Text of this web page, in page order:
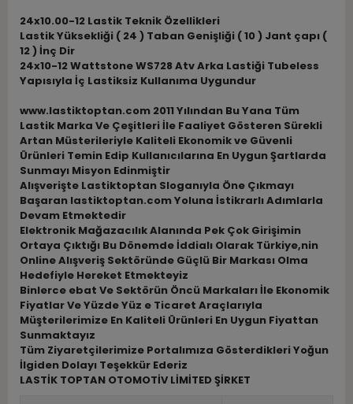
24x10.00-12 Lastik Teknik Özellikleri
Lastik Yüksekliği ( 24 ) Taban Genişliği ( 10 ) Jant çapı (
12 ) İnç Dir
24x10-12 Wattstone WS728 Atv Arka Lastiği Tubeless
Yapısıyla İç Lastiksiz Kullanıma Uygundur
www.lastiktoptan.com 2011 Yılından Bu Yana Tüm
Lastik Marka Ve Çeşitleri İle Faaliyet Gösteren Sürekli
Artan Müsterileriyle Kaliteli Ekonomik ve Güvenli
Ürünleri Temin Edip Kullanıcılarına En Uygun Şartlarda
Sunmayı Misyon Edinmiştir
Alışverişte Lastiktoptan Sloganıyla Öne Çıkmayı
Başaran lastiktoptan.com Yoluna İstikrarlı Adımlarla
Devam Etmektedir
Elektronik Mağazacılık Alanında Pek Çok Girişimin
Ortaya Çıktığı Bu Dönemde İddialı Olarak Türkiye,nin
Online Alışveriş Sektöründe Güçlü Bir Markası Olma
Hedefiyle Hereket Etmekteyiz
Binlerce ebat Ve Sektörün Öncü Markaları İle Ekonomik
Fiyatlar Ve Yüzde Yüz e Ticaret Araçlarıyla
Müşterilerimize En Kaliteli Ürünleri En Uygun Fiyattan
Sunmaktayız
Tüm Ziyaretçilerimize Portalımıza Gösterdikleri Yoğun
İlgiden Dolayı Teşekkür Ederiz
LASTİK TOPTAN OTOMOTİV LİMİTED ŞİRKET